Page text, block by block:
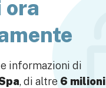
informazioni di
, di altre 6 milioni